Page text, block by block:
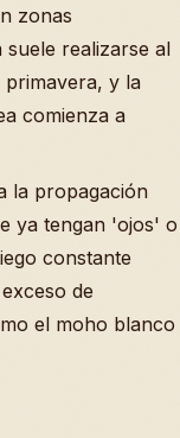
zonas
suele realizarse al
primavera, y la
comienza a
la propagación
ya tengan 'ojos' o
constante
de
el moho blanco